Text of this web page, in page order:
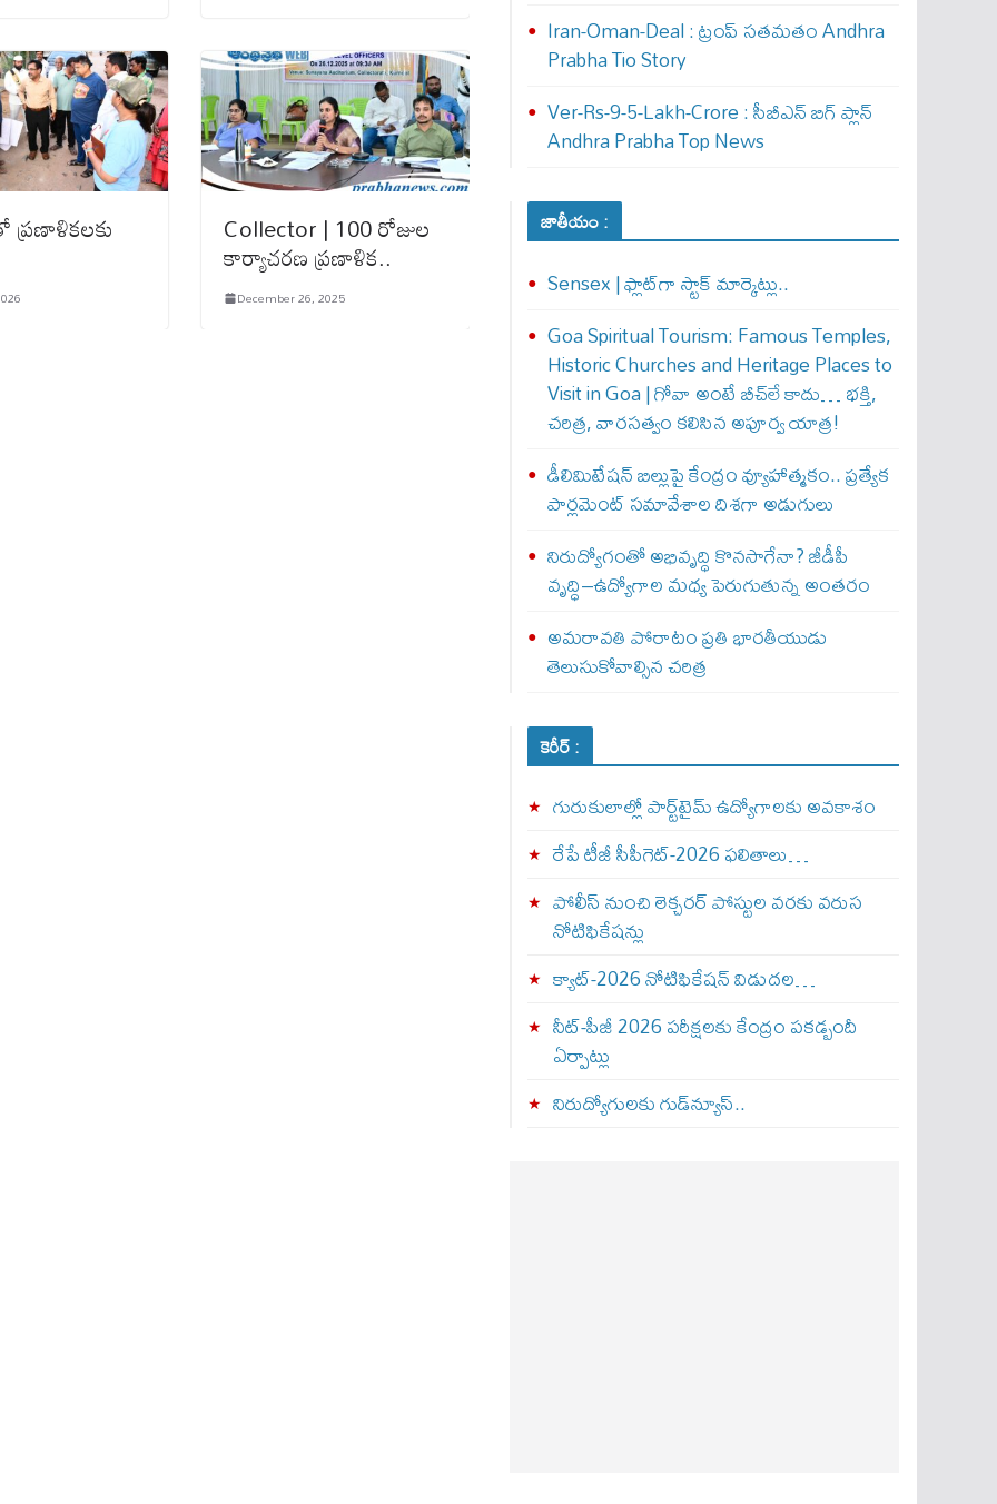
Collector | 100 రోజుల
కార్యాచరణ ప్రణాళిక..
December 26, 2025
Iran-Oman-Deal : ట్రంప్ స‌త‌మ‌తం Andhra
Prabha Tio Story
Ver-Rs-9-5-Lakh-Crore : సీబీఎన్ బిగ్ ప్లాన్
Andhra Prabha Top News
జాతీయం :
Sensex | ఫ్లాట్‌గా స్టాక్ మార్కెట్లు..
Goa Spiritual Tourism: Famous Temples,
Historic Churches and Heritage Places to
Visit in Goa | గోవా అంటే బీచ్‌లే కాదు… భక్తి,
చరిత్ర, వారసత్వం కలిసిన అపూర్వ యాత్ర!
డీలిమిటేషన్ బిల్లుపై కేంద్రం వ్యూహాత్మకం.. ప్రత్యేక
పార్లమెంట్ సమావేశాల దిశగా అడుగులు
నిరుద్యోగంతో అభివృద్ధి కొనసాగేనా? జీడీపీ
వృద్ధి–ఉద్యోగాల మధ్య పెరుగుతున్న అంతరం
అమరావతి పోరాటం ప్రతి భారతీయుడు
తెలుసుకోవాల్సిన చరిత్ర
కెరీర్ :
గురుకులాల్లో పార్ట్‌టైమ్ ఉద్యోగాలకు అవకాశం
రేపే టీజీ సీపీగెట్‌-2026 ఫలితాలు…
పోలీస్ నుంచి లెక్చరర్ పోస్టుల వరకు వరుస
నోటిఫికేషన్లు
క్యాట్-2026 నోటిఫికేషన్ విడుదల…
నీట్-పీజీ 2026 పరీక్షలకు కేంద్రం పకడ్బందీ
ఏర్పాట్లు
నిరుద్యోగులకు గుడ్‌న్యూస్..